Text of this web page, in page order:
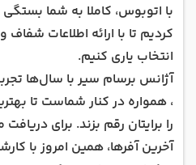
با اتوبوس، کاملا به شما بستگی
کردیم تا با ارائه اطلاعات
انتخاب یاری کنیم.
آژانس برسام سیر با سال‌ها
، همواره در کنار شماست تا
را برایتان رقم بزند. برای
آخرین آفرها، همین امروز با